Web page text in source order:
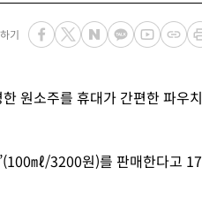
기
원소주를 휴대가 간편한 파우치
㎖/3200원)를 판매한다고 17